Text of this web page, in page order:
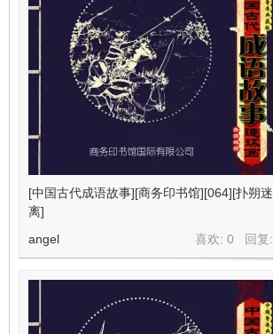
[中国古代成语故事][商务印书馆][064][扑朔迷
离]
喜欢: 0 回复:
angel